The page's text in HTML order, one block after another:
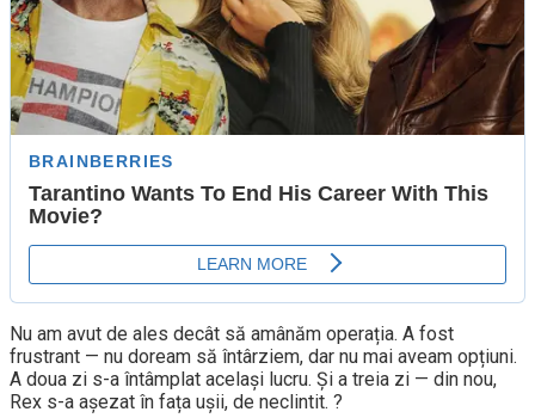
Nu am avut de ales decât să amânăm operația. A fost
frustrant — nu doream să întârziem, dar nu mai aveam opțiuni.
A doua zi s-a întâmplat același lucru. Și a treia zi — din nou,
Rex s-a așezat în fața ușii, de neclintit. ?